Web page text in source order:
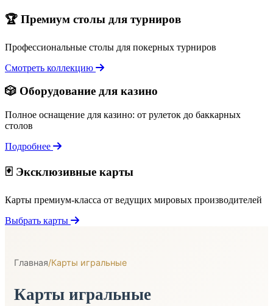
🏆 Премиум столы для турниров
Профессиональные столы для покерных турниров
Смотреть коллекцию
🎲 Оборудование для казино
Полное оснащение для казино: от рулеток до баккарных
столов
Подробнее
🃏 Эксклюзивные карты
Карты премиум-класса от ведущих мировых производителей
Выбрать карты
Главная/Карты игральные
Карты игральные